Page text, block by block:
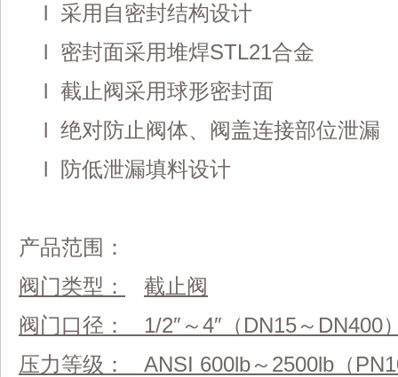
l 采用自密封结构设计
l 密封面采用堆焊STL21合金
l 截止阀采用球形密封面
l 绝对防止阀体、阀盖连接部位泄漏
l 防低泄漏填料设计
产品范围：
阀门类型：
截止阀
阀门口径：
1/2″～4″（ DN15～ DN400
压力等级：
ANSI 600lb～ 2500lb （